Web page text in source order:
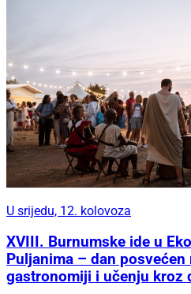
U srijedu, 12. kolovoza
XVIII. Burnumske ide u
Puljanima – dan
gastronomiji i učenju kroz